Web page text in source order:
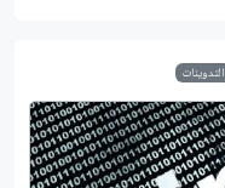
التدوينات